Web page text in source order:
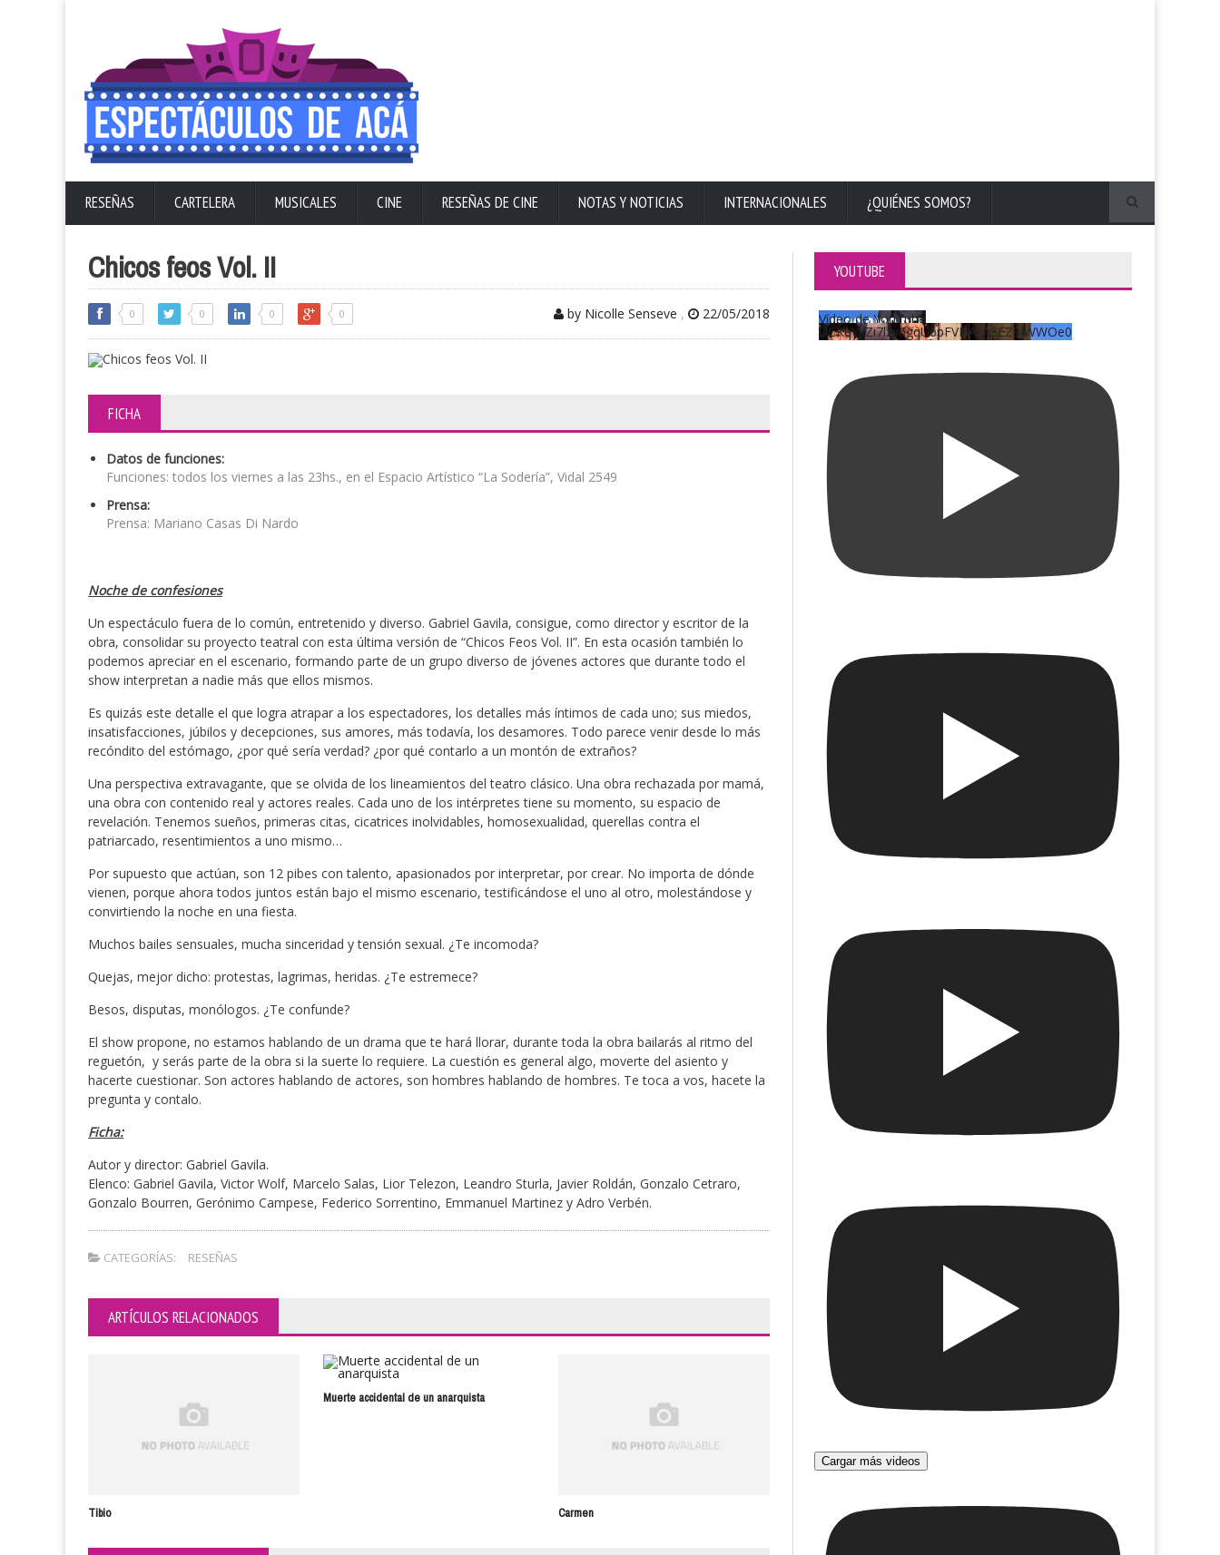
RESEÑAS CARTELERA MUSICALES CINE RESEÑAS DE CINE NOTAS Y NOTICIAS INTERNACIONALES ¿QUIÉNES SOMOS?
Chicos feos Vol. II
0 0 0 0 by Nicolle Senseve , 22/05/2018
FICHA
Datos de funciones:
Funciones: todos los viernes a las 23hs., en el Espacio Artístico “La Sodería”, Vidal 2549
Prensa:
Prensa: Mariano Casas Di Nardo
Noche de confesiones
Un espectáculo fuera de lo común, entretenido y diverso. Gabriel Gavila, consigue, como director y escritor de la
obra, consolidar su proyecto teatral con esta última versión de “Chicos Feos Vol. II”. En esta ocasión también lo
podemos apreciar en el escenario, formando parte de un grupo diverso de jóvenes actores que durante todo el
show interpretan a nadie más que ellos mismos.
Es quizás este detalle el que logra atrapar a los espectadores, los detalles más íntimos de cada uno; sus miedos,
insatisfacciones, júbilos y decepciones, sus amores, más todavía, los desamores. Todo parece venir desde lo más
recóndito del estómago, ¿por qué sería verdad? ¿por qué contarlo a un montón de extraños?
Una perspectiva extravagante, que se olvida de los lineamientos del teatro clásico. Una obra rechazada por mamá,
una obra con contenido real y actores reales. Cada uno de los intérpretes tiene su momento, su espacio de
revelación. Tenemos sueños, primeras citas, cicatrices inolvidables, homosexualidad, querellas contra el
patriarcado, resentimientos a uno mismo…
Por supuesto que actúan, son 12 pibes con talento, apasionados por interpretar, por crear. No importa de dónde
vienen, porque ahora todos juntos están bajo el mismo escenario, testificándose el uno al otro, molestándose y
convirtiendo la noche en una fiesta.
Muchos bailes sensuales, mucha sinceridad y tensión sexual. ¿Te incomoda?
Quejas, mejor dicho: protestas, lagrimas, heridas. ¿Te estremece?
Besos, disputas, monólogos. ¿Te confunde?
El show propone, no estamos hablando de un drama que te hará llorar, durante toda la obra bailarás al ritmo del
reguetón, y serás parte de la obra si la suerte lo requiere. La cuestión es general algo, moverte del asiento y
hacerte cuestionar. Son actores hablando de actores, son hombres hablando de hombres. Te toca a vos, hacete la
pregunta y contalo.
Ficha:
Autor y director: Gabriel Gavila.
Elenco: Gabriel Gavila, Victor Wolf, Marcelo Salas, Lior Telezon, Leandro Sturla, Javier Roldán, Gonzalo Cetraro,
Gonzalo Bourren, Gerónimo Campese, Federico Sorrentino, Emmanuel Martinez y Adro Verbén.
CATEGORÍAS: RESEÑAS
ARTÍCULOS RELACIONADOS
Tibio
Muerte accidental de un anarquista
Carmen
Quizás hoy
Salí de acá
YOUTUBE
Vídeo de YouTube
UCKqYjiZi7lzy6gqU6pFVFiA_A3EZ9JWWOe0
Cargar más videos